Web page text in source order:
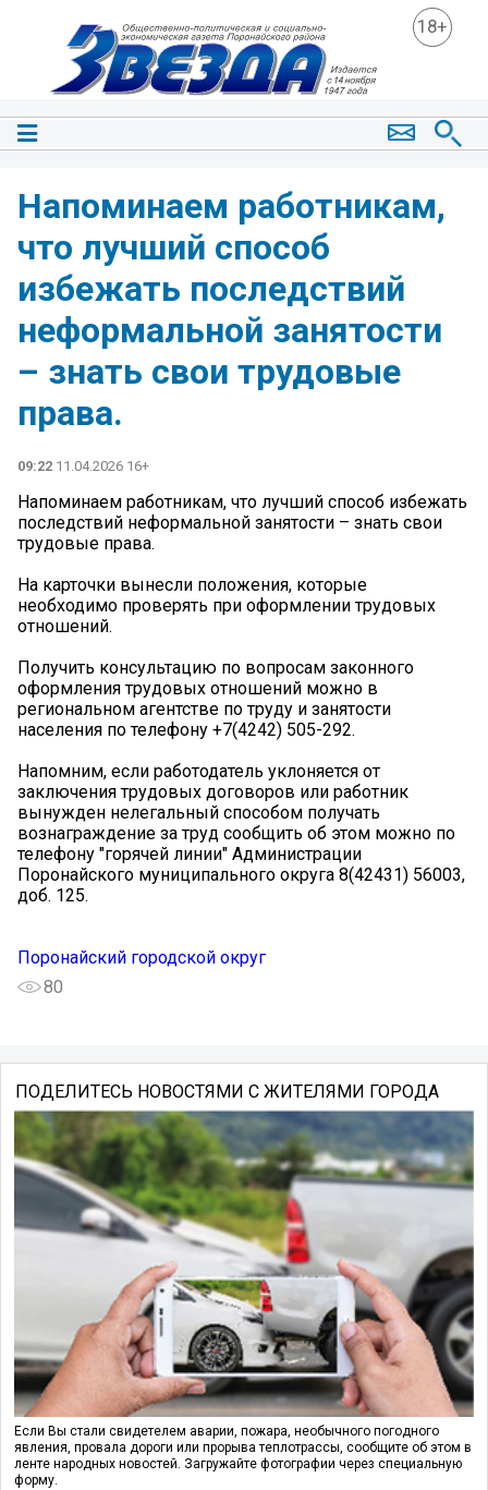
18+
Напоминаем работникам,
что лучший способ
избежать последствий
неформальной занятости
– знать свои трудовые
права.
09:22 11.04.2026 16+
Напоминаем работникам, что лучший способ избежать
последствий неформальной занятости – знать свои
трудовые права.
На карточки вынесли положения, которые
необходимо проверять при оформлении трудовых
отношений.
Получить консультацию по вопросам законного
оформления трудовых отношений можно в
региональном агентстве по труду и занятости
населения по телефону +7(4242) 505-292.
Напомним, если работодатель уклоняется от
заключения трудовых договоров или работник
вынужден нелегальный способом получать
вознаграждение за труд сообщить об этом можно по
телефону "горячей линии" Администрации
Поронайского муниципального округа 8(42431) 56003,
доб. 125.
Поронайский городской округ
80
ПОДЕЛИТЕСЬ НОВОСТЯМИ С ЖИТЕЛЯМИ ГОРОДА
Если Вы стали свидетелем аварии, пожара, необычного погодного
явления, провала дороги или прорыва теплотрассы, сообщите об этом в
ленте народных новостей. Загружайте фотографии через специальную
форму.